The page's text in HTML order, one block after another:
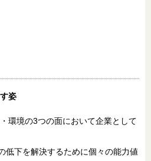
姿
環境の3つの面において企業として
低下を解決するために個々の能力値